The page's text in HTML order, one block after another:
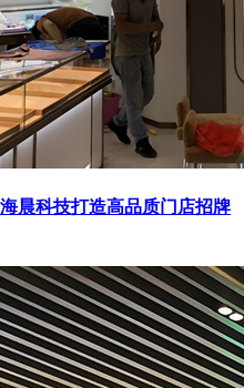
晨科技打造高品质门店招牌